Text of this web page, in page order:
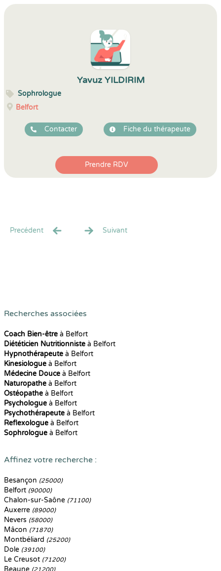
Yavuz YILDIRIM
Sophrologue
Belfort
Contacter Fiche du thérapeute
Prendre RDV
Precédent Suivant
Recherches associées
Coach Bien-être à Belfort
Diététicien Nutritionniste à Belfort
Hypnothérapeute à Belfort
Kinesiologue à Belfort
Médecine Douce à Belfort
Naturopathe à Belfort
Ostéopathe à Belfort
Psychologue à Belfort
Psychothérapeute à Belfort
Reflexologue à Belfort
Sophrologue à Belfort
Affinez votre recherche :
Besançon (25000)
Belfort (90000)
Chalon-sur-Saône (71100)
Auxerre (89000)
Nevers (58000)
Mâcon (71870)
Montbéliard (25200)
Dole (39100)
Le Creusot (71200)
Beaune (21200)